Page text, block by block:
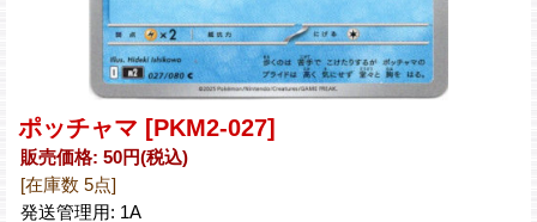
ポッチャマ [PKM2-027]
販売価格: 50円(税込)
[在庫数 5点]
発送管理用: 1A